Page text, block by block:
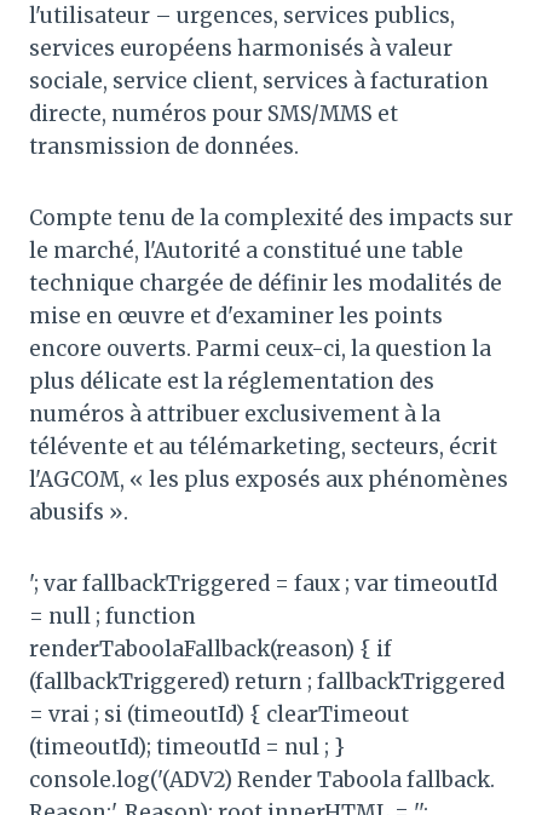
l'utilisateur – urgences, services publics,
services européens harmonisés à valeur
sociale, service client, services à facturation
directe, numéros pour SMS/MMS et
transmission de données.
Compte tenu de la complexité des impacts sur
le marché, l'Autorité a constitué une table
technique chargée de définir les modalités de
mise en œuvre et d'examiner les points
encore ouverts. Parmi ceux-ci, la question la
plus délicate est la réglementation des
numéros à attribuer exclusivement à la
télévente et au télémarketing, secteurs, écrit
l'AGCOM, « les plus exposés aux phénomènes
abusifs ».
'; var fallbackTriggered = faux ; var timeoutId
= null ; function
renderTaboolaFallback(reason) { if
(fallbackTriggered) return ; fallbackTriggered
= vrai ; si (timeoutId) { clearTimeout
(timeoutId); timeoutId = nul ; }
console.log('(ADV2) Render Taboola fallback.